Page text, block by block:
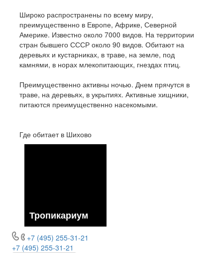
Широко распространены по всему миру,
преимущественно в Европе, Африке, Северной
Америке. Известно около 7000 видов. На территории
стран бывшего СССР около 90 видов. Обитают на
деревьях и кустарниках, в траве, на земле, под
камнями, в норах млекопитающих, гнездах птиц.
Преимущественно активны ночью. Днем прячутся в
траве, на деревьях, в укрытиях. Активные хищники,
питаются преимущественно насекомыми.
Где обитает в Шихово
Тропикариум
+7 (495) 255-31-21
+7 (495) 255-31-21